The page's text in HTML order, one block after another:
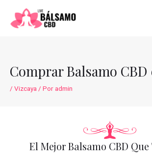
contenido
Comprar Balsamo
/ Vizcaya / Poradmin
El Mejor Balsamo CBD